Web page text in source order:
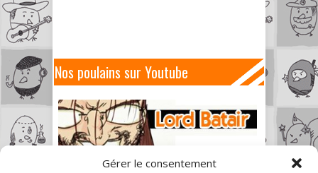
Gérer le consentement
Nos poulains sur Youtube